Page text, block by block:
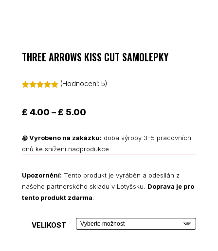
THREE ARROWS KISS CUT SAMOLEPKY
základě
hodnocení
(Hodnocení:5)
£ 4.00 – £ 5.00Rozpětí
£ 4.00
až
£ 5.00
꩜Vyrobeno na zakázku: doba výroby 3–5 pracovních
dnů ke snížení nadprodukce
Upozornění: Tento produkt je vyráběn a odesílán z
našeho partnerského skladu v Lotyšsku. Doprava je pro
tento produkt zdarma
VELIKOST